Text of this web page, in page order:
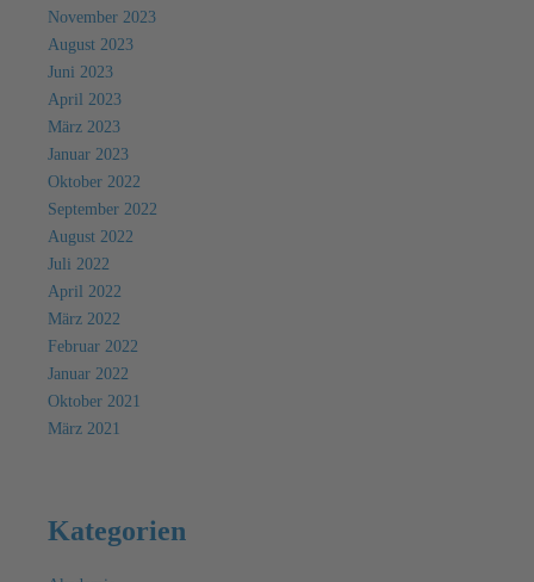
November 2023
August 2023
Juni 2023
April 2023
März 2023
Januar 2023
Oktober 2022
September 2022
August 2022
Juli 2022
April 2022
März 2022
Februar 2022
Januar 2022
Oktober 2021
März 2021
Kategorien